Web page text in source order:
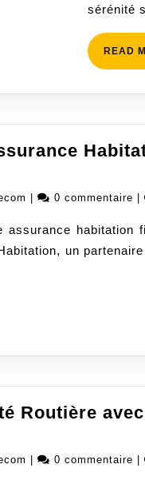
sérénité
READ
obledassurancecom
| 0 commentaire |
assurance
un
Routière
obledassurancecom
| 0 commentaire |